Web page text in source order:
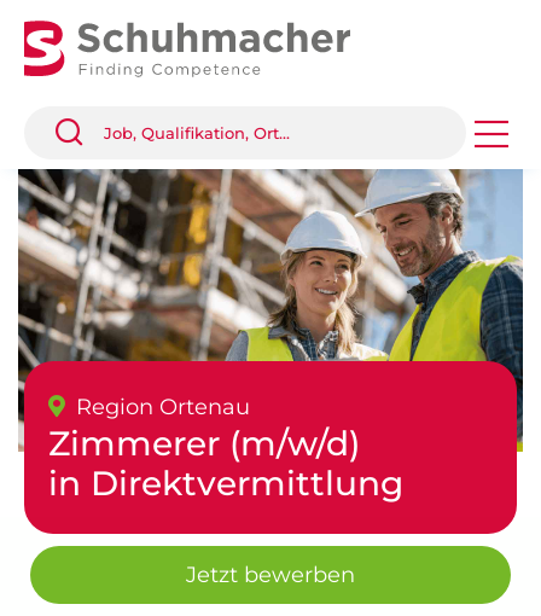
Region Ortenau
Zimmerer (m/w/d)
in Direktvermittlung
Jetzt bewerben